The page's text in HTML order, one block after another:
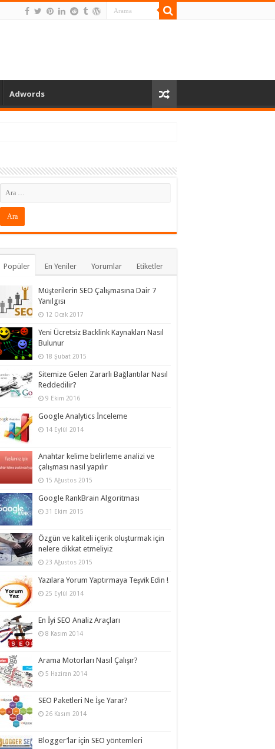
Adwords
Popüler En Yeniler Yorumlar Etiketler
Müşterilerin SEO Çalışmasına Dair 7
Yanılgısı
12 Ocak 2017
Yeni Ücretsiz Backlink Kaynakları Nasıl
Bulunur
18 Şubat 2015
Sitemize Gelen Zararlı Bağlantılar Nasıl
Reddedilir?
9 Ekim 2016
Google Analytics İnceleme
14 Eylül 2014
Anahtar kelime belirleme analizi ve
çalışması nasıl yapılır
15 Ağustos 2015
Google RankBrain Algoritması
31 Ekim 2015
Özgün ve kaliteli içerik oluşturmak için
nelere dikkat etmeliyiz
23 Ağustos 2015
Yazılara Yorum Yaptırmaya Teşvik Edin !
25 Eylül 2014
En İyi SEO Analiz Araçları
8 Kasım 2014
Arama Motorları Nasıl Çalışır?
5 Haziran 2014
SEO Paketleri Ne İşe Yarar?
26 Kasım 2014
Blogger’lar için SEO yöntemleri